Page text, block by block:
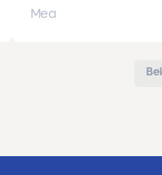
opgebouwd.
Mea